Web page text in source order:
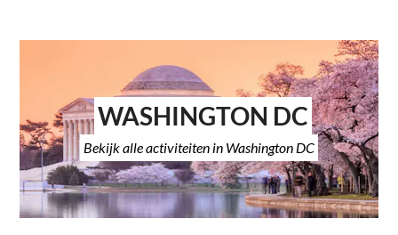
WASHINGTON DC
Bekijk alle activiteiten in Washington DC